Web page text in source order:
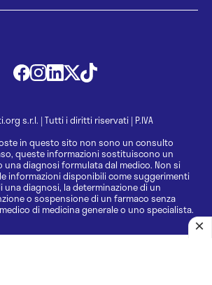
s.r.l. | Tutti i diritti riservati | P.IVA
in questo sito non sono un consulto
queste informazioni sostituiscono un
diagnosi formulata dal medico. Non si
informazioni disponibili come suggerimenti
una diagnosi, la determinazione di un
o sospensione di un farmaco senza
di medicina generale o uno specialista.